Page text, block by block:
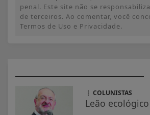
penal. Este site não se
de terceiros. Ao comentar, você
Termos de Uso e Privacidade.
COLUNISTAS
Leão ecológico